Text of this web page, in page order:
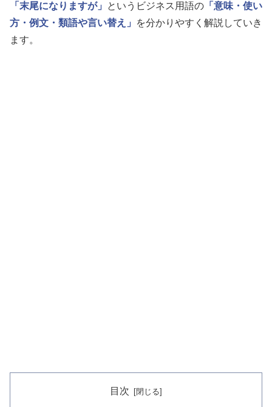
「末尾になりますが」 というビジネス用語の 「意味・使い
方・例文・類語や言い替え」
を分かりやすく解説していき
ます。
目次